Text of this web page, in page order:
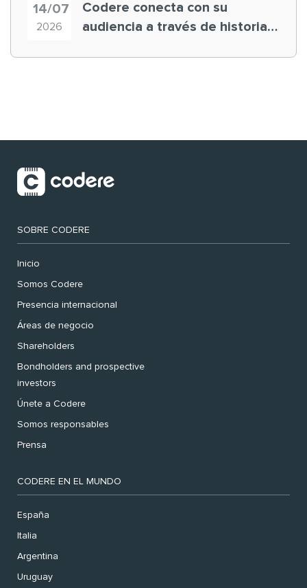
14/07
2026
Codere conecta con su
audiencia a través de historias
SOBRE CODERE
Inicio
Somos Codere
Presencia internacional
Áreas de negocio
Shareholders
Bondholders and prospective
investors
Únete a Codere
Somos responsables
Prensa
CODERE EN EL MUNDO
España
Italia
Argentina
Uruguay